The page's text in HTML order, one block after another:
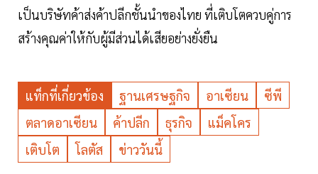
เป็นบริษัทค้าส่งค้าปลีกชั้นนำของไทย ที่เติบโตควบคู่การ
สร้างคุณค่าให้กับผู้มีส่วนได้เสียอย่างยั่งยืน
แท็กที่เกี่ยวข้อง ฐานเศรษฐกิจ อาเซียน
ซีพี
ตลาดอาเซียน
ค้าปลีก ธุรกิจ
แม็คโคร
เติบโต
โลตัส ข่าววันนี้